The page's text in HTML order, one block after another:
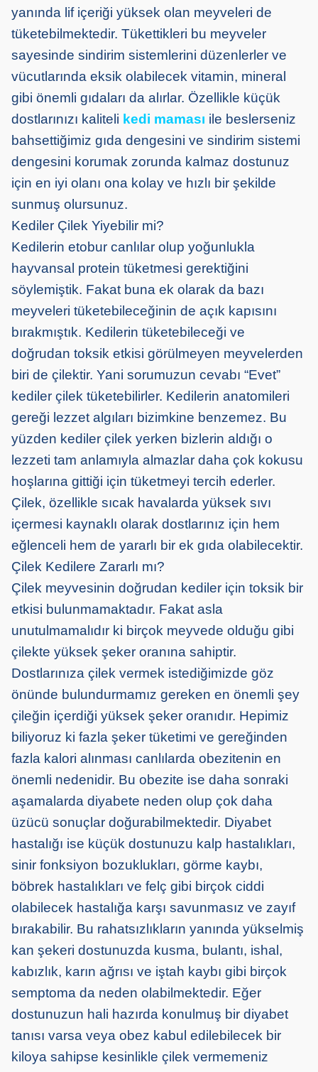
yanında lif içeriği yüksek olan meyveleri de
tüketebilmektedir. Tükettikleri bu meyveler
sayesinde sindirim sistemlerini düzenlerler ve
vücutlarında eksik olabilecek vitamin, mineral
gibi önemli gıdaları da alırlar. Özellikle küçük
dostlarınızı kaliteli kedi maması ile beslerseniz
bahsettiğimiz gıda dengesini ve sindirim sistemi
dengesini korumak zorunda kalmaz dostunuz
için en iyi olanı ona kolay ve hızlı bir şekilde
sunmuş olursunuz.
Kediler Çilek Yiyebilir mi?
Kedilerin etobur canlılar olup yoğunlukla
hayvansal protein tüketmesi gerektiğini
söylemiştik. Fakat buna ek olarak da bazı
meyveleri tüketebileceğinin de açık kapısını
bırakmıştık. Kedilerin tüketebileceği ve
doğrudan toksik etkisi görülmeyen meyvelerden
biri de çilektir. Yani sorumuzun cevabı “Evet”
kediler çilek tüketebilirler. Kedilerin anatomileri
gereği lezzet algıları bizimkine benzemez. Bu
yüzden kediler çilek yerken bizlerin aldığı o
lezzeti tam anlamıyla almazlar daha çok kokusu
hoşlarına gittiği için tüketmeyi tercih ederler.
Çilek, özellikle sıcak havalarda yüksek sıvı
içermesi kaynaklı olarak dostlarınız için hem
eğlenceli hem de yararlı bir ek gıda olabilecektir.
Çilek Kedilere Zararlı mı?
Çilek meyvesinin doğrudan kediler için toksik bir
etkisi bulunmamaktadır. Fakat asla
unutulmamalıdır ki birçok meyvede olduğu gibi
çilekte yüksek şeker oranına sahiptir.
Dostlarınıza çilek vermek istediğimizde göz
önünde bulundurmamız gereken en önemli şey
çileğin içerdiği yüksek şeker oranıdır. Hepimiz
biliyoruz ki fazla şeker tüketimi ve gereğinden
fazla kalori alınması canlılarda obezitenin en
önemli nedenidir. Bu obezite ise daha sonraki
aşamalarda diyabete neden olup çok daha
üzücü sonuçlar doğurabilmektedir. Diyabet
hastalığı ise küçük dostunuzu kalp hastalıkları,
sinir fonksiyon bozuklukları, görme kaybı,
böbrek hastalıkları ve felç gibi birçok ciddi
olabilecek hastalığa karşı savunmasız ve zayıf
bırakabilir. Bu rahatsızlıkların yanında yükselmiş
kan şekeri dostunuzda kusma, bulantı, ishal,
kabızlık, karın ağrısı ve iştah kaybı gibi birçok
semptoma da neden olabilmektedir. Eğer
dostunuzun hali hazırda konulmuş bir diyabet
tanısı varsa veya obez kabul edilebilecek bir
kiloya sahipse kesinlikle çilek vermemeniz